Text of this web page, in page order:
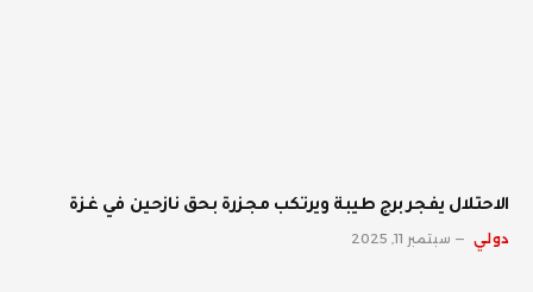
الاحتلال يفجر برج طيبة ويرتكب مجزرة بحق نازحين في غزة
دولي سبتمبر 11, 2025